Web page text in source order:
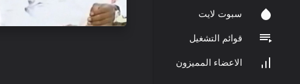
سبوت لايت
قوائم التشغيل
الاعضاء المميزون